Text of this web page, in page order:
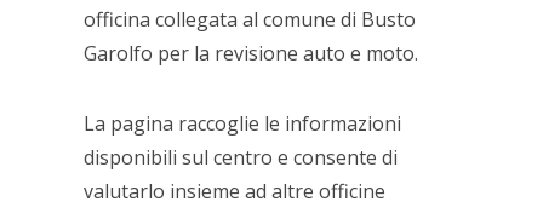
officina collegata al comune di Busto
Garolfo per la revisione auto e moto.
La pagina raccoglie le informazioni
disponibili sul centro e consente di
valutarlo insieme ad altre officine